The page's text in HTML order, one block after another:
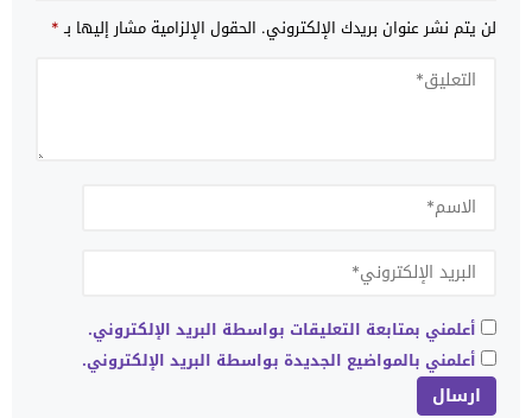
لن يتم نشر عنوان بريدك الإلكتروني. الحقول الإلزامية مشار إليها بـ*
أعلمني بمتابعة التعليقات بواسطة البريد الإلكتروني.
أعلمني بالمواضيع الجديدة بواسطة البريد الإلكتروني.